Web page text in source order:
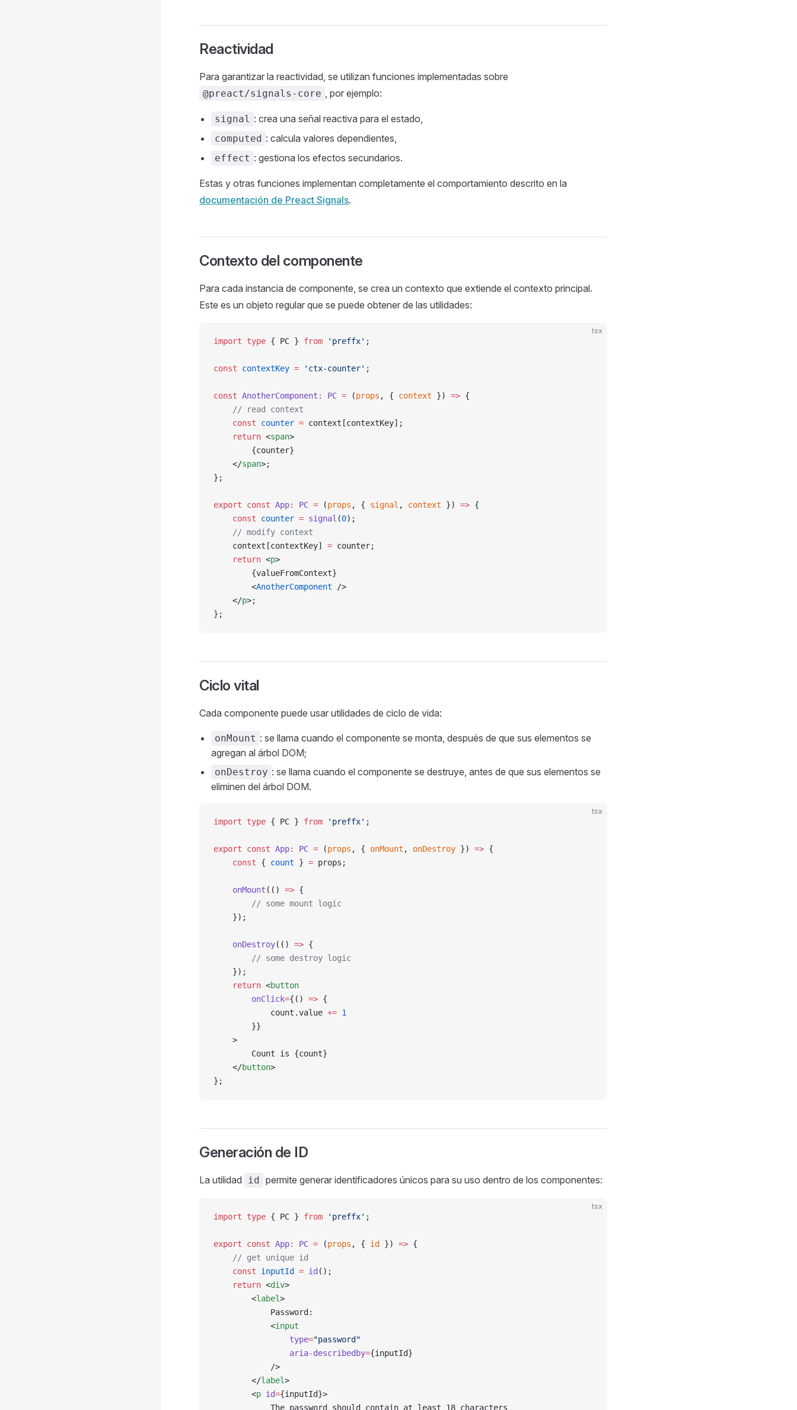
Reactividad
Para garantizar la reactividad, se utilizan funciones implementadas sobre
@preact/signals-core , por ejemplo:
signal : crea una señal reactiva para el estado,
computed : calcula valores dependientes,
effect : gestiona los efectos secundarios.
Estas y otras funciones implementan completamente el comportamiento descrito en la
documentación de Preact Signals.
Contexto del componente
Para cada instancia de componente, se crea un contexto que extiende el contexto principal.
Este es un objeto regular que se puede obtener de las utilidades:
tsx
import type { PC } from 'preffx' ;
const contextKey = 'ctx-counter' ;
const AnotherComponent : PC = (props , { context }) => {
    // read context
    const
counter = context[contextKey];
    return
<span>
        {counter}
    </
span>;
};
export const App: PC = (props , { signal , context }) => {
    const
counter = signal (0);
    // modify context
    context[contextKey]
= counter;
    return
<p>
        {valueFromContext}
        <
AnotherComponent />
    </
p>;
};
Ciclo vital
Cada componente puede usar utilidades de ciclo de vida:
onMount : se llama cuando el componente se monta, después de que sus elementos se
agregan al árbol DOM;
onDestroy : se llama cuando el componente se destruye, antes de que sus elementos se
eliminen del árbol DOM.
tsx
import type { PC } from 'preffx' ;
export const App: PC = (props , { onMount , onDestroy }) => {
    const
{ count } = props;
    onMount
(() => {
        // some mount logic
    });
    onDestroy
(() => {
        // some destroy logic
    });
    return
<button
        onClick
={() => {
            count.value
+= 1
        }}
    >
        Count is {count}
    </
button>
};
Generación de ID
La utilidad id permite generar identificadores únicos para su uso dentro de los componentes:
tsx
import type { PC } from 'preffx' ;
export const App: PC = (props , { id }) => {
    // get unique id
    const
inputId = id ();
    return
<div>
        <
label>
            Password:
            <
input
                type
="password"
                aria-describedby
={inputId}
            />
        </
label>
        <
p id={inputId}>
            The password should contain at least 18 characters